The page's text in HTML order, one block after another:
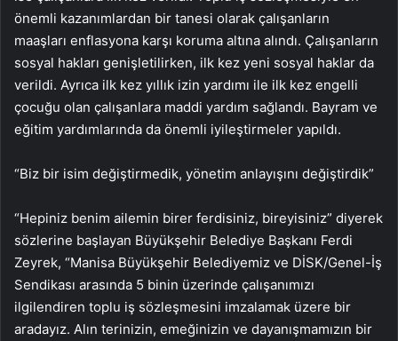
önemli kazanımlardan bir tanesi olarak çalışanların
maaşları enflasyona karşı koruma altına alındı. Çalışanların
sosyal hakları genişletilirken, ilk kez yeni sosyal haklar da
verildi. Ayrıca ilk kez yıllık izin yardımı ile ilk kez engelli
çocuğu olan çalışanlara maddi yardım sağlandı. Bayram ve
eğitim yardımlarında da önemli iyileştirmeler yapıldı.
“Biz bir isim değiştirmedik, yönetim anlayışını değiştirdik”
“Hepiniz benim ailemin birer ferdisiniz, bireyisiniz” diyerek
sözlerine başlayan Büyükşehir Belediye Başkanı Ferdi
Zeyrek, “Manisa Büyükşehir Belediyemiz ve DİSK/Genel-İş
Sendikası arasında 5 binin üzerinde çalışanımızı
ilgilendiren toplu iş sözleşmesini imzalamak üzere bir
aradayız. Alın terinizin, emeğinizin ve dayanışmamızın bir